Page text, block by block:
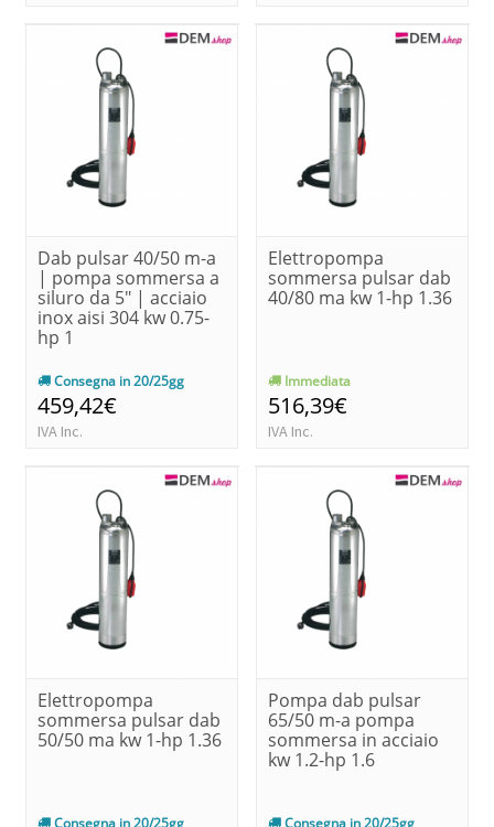
Dab pulsar 40/50 m-a
| pompa sommersa a
siluro da 5" | acciaio
inox aisi 304 kw 0.75-
hp 1
Consegna in 20/25gg
459,42€
IVA Inc.
Elettropompa
sommersa pulsar dab
40/80 ma kw 1-hp 1.36
Immediata
516,39€
IVA Inc.
Elettropompa
sommersa pulsar dab
50/50 ma kw 1-hp 1.36
Consegna in 20/25gg
Pompa dab pulsar
65/50 m-a pompa
sommersa in acciaio
kw 1.2-hp 1.6
Consegna in 20/25gg